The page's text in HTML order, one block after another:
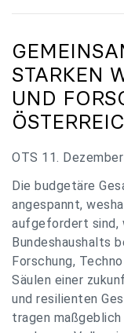
STARKEN
UND
OTS 11.
Die budgetäre
angespannt,
aufgefordert sind,
Bundeshaushalts
Forschung,
Säulen einer
und resilienten
tragen